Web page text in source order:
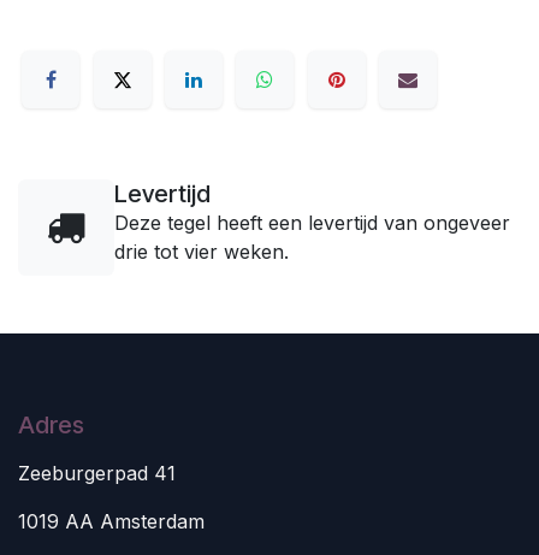
Levertijd
Deze tegel heeft een levertijd van ongeveer
drie tot vier weken.
Adres
Zeeburgerpad 41
1019 AA Amsterdam